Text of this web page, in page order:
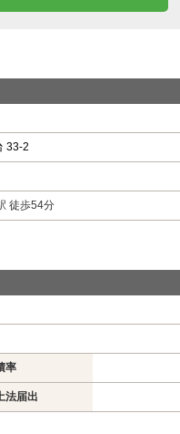
33-2
徒歩54分
率
法届出